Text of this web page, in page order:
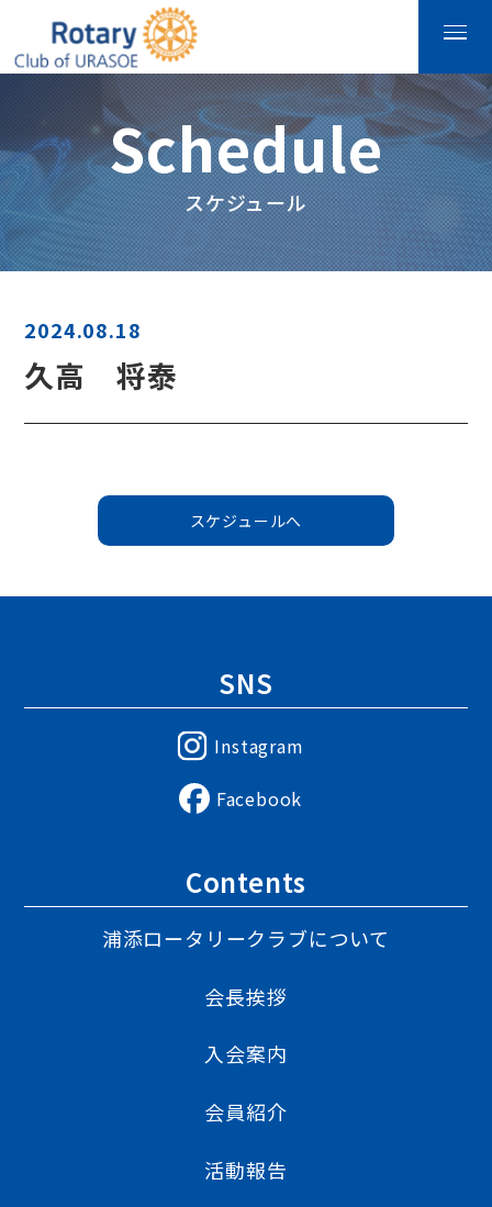
Schedule
スケジュール
久高 将泰
2024.08.18
スケジュールへ
SNS
Instagram
Facebook
Contents
浦添ロータリークラブについて
会長挨拶
入会案内
会員紹介
活動報告